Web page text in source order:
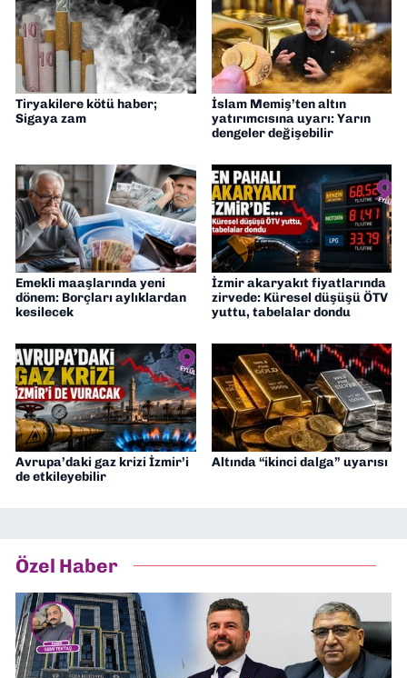
yapıyorum
Tiryakilere kötü haber;
Sigaya zam
İslam Memiş’ten altın
yatırımcısına uyarı: Yarın
dengeler değişebilir
Emekli maaşlarında yeni
dönem: Borçları aylıklardan
kesilecek
İzmir akaryakıt fiyatlarında
zirvede: Küresel düşüşü ÖTV
yuttu, tabelalar dondu
Avrupa’daki gaz krizi İzmir’i
de etkileyebilir
Altında “ikinci dalga” uyarısı
Özel Haber